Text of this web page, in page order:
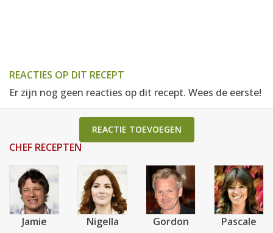
REACTIES OP DIT RECEPT
Er zijn nog geen reacties op dit recept. Wees de eerste!
REACTIE TOEVOEGEN
CHEF RECEPTEN
Jamie Nigella Gordon Pascale